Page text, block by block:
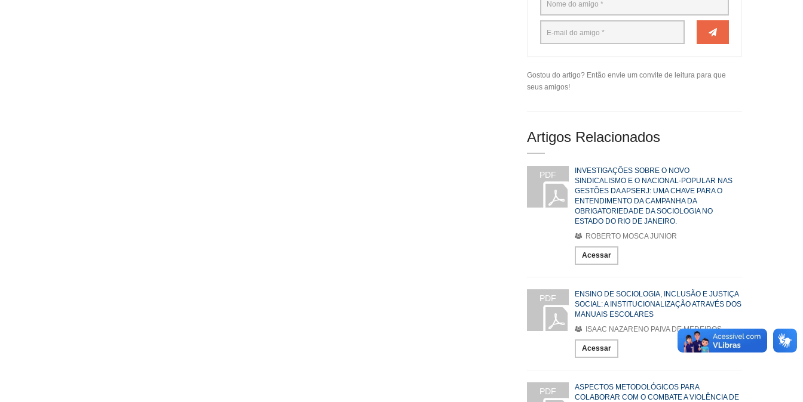
Gostou do artigo? Então envie um convite de leitura para que
seus amigos!
Artigos Relacionados
PDF
INVESTIGAÇÕES SOBRE O NOVO
SINDICALISMO E O NACIONAL-POPULAR NAS
GESTÕES DA APSERJ: UMA CHAVE PARA O
ENTENDIMENTO DA CAMPANHA DA
OBRIGATORIEDADE DA SOCIOLOGIA NO
ESTADO DO RIO DE JANEIRO.
ROBERTO MOSCA JUNIOR
Acessar
PDF
ENSINO DE SOCIOLOGIA, INCLUSÃO E JUSTIÇA
SOCIAL: A INSTITUCIONALIZAÇÃO ATRAVÉS DOS
MANUAIS ESCOLARES
ISAAC NAZARENO PAIVA DE MEDEIROS
Acessar
PDF
ASPECTOS METODOLÓGICOS PARA
COLABORAR COM O COMBATE A VIOLÊNCIA DE